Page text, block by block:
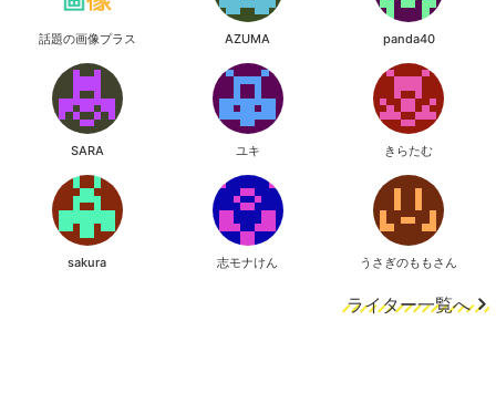
話題の画像プラス AZUMA panda40
SARA ユキ きらたむ
sakura 志モナけん うさぎのももさん
ライター一覧へ